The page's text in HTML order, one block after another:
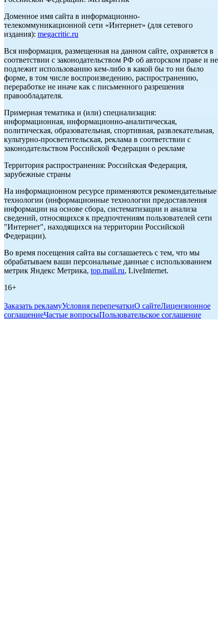
Доменное имя сайта в информационно-
телекоммуникационной сети «Интернет» (для сетевого
издания): megacritic.ru
Вся информация, размещенная на данном сайте, охраняется в
соответствии с законодательством РФ об авторском праве и не
подлежит использованию кем-либо в какой бы то ни было
форме, в том числе воспроизведению, распространению,
переработке не иначе как с письменного разрешения
правообладателя.
Примерная тематика и (или) специализация:
информационная, информационно-аналитическая,
политическая, образовательная, спортивная, развлекательная,
культурно-просветительская, реклама в соответствии с
законодательством Российской Федерации о рекламе
Территория распространения: Российская Федерация,
зарубежные страны
На информационном ресурсе применяются рекомендательные
технологии (информационные технологии предоставления
информации на основе сбора, систематизации и анализа
сведений, относящихся к предпочтениям пользователей сети
"Интернет", находящихся на территории Российской
Федерации).
Во время посещения сайта вы соглашаетесь с тем, что мы
обрабатываем ваши персональные данные с использованием
метрик Яндекс Метрика, top.mail.ru, LiveInternet.
16+
Заказать рекламуУсловия перепечаткиО сайтеЛицензионное
соглашениеЧастые вопросыПользовательское соглашение